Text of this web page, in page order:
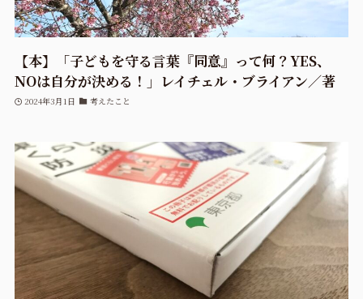
【本】「子どもを守る言葉『同意』って何？YES、
NOは自分が決める！」レイチェル・ブライアン／著
2024年3月1日 考えたこと